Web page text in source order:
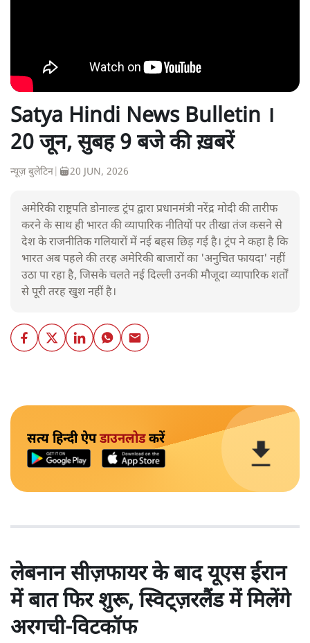
Satya Hindi News Bulletin ।
20 जून, सुबह 9 बजे की ख़बरें
न्यूज़ बुलेटिन 20 JUN, 2026
अमेरिकी राष्ट्रपति डोनाल्ड ट्रंप द्वारा प्रधानमंत्री नरेंद्र मोदी की तारीफ
करने के साथ ही भारत की व्यापारिक नीतियों पर तीखा तंज कसने से
देश के राजनीतिक गलियारों में नई बहस छिड़ गई है। ट्रंप ने कहा है कि
भारत अब पहले की तरह अमेरिकी बाजारों का 'अनुचित फायदा' नहीं
उठा पा रहा है, जिसके चलते नई दिल्ली उनकी मौजूदा व्यापारिक शर्तों
से पूरी तरह खुश नहीं है।
सत्य हिन्दी ऐपडाउनलोडकरें
लेबनान सीज़फायर के बाद यूएस ईरान
में बात फिर शुरू, स्विट्ज़रलैंड में मिलेंगे
अरगची-विटकॉफ